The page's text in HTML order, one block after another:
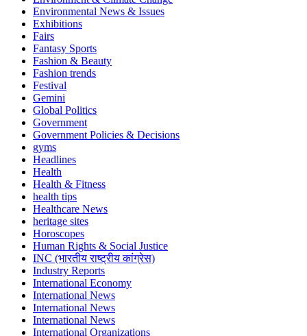
Environmental News & Issues
Exhibitions
Fairs
Fantasy Sports
Fashion & Beauty
Fashion trends
Festival
Gemini
Global Politics
Government
Government Policies & Decisions
gyms
Headlines
Health
Health & Fitness
health tips
Healthcare News
heritage sites
Horoscopes
Human Rights & Social Justice
INC (भारतीय राष्ट्रीय कांग्रेस)
Industry Reports
International Economy
International News
International News
International News
International Organizations